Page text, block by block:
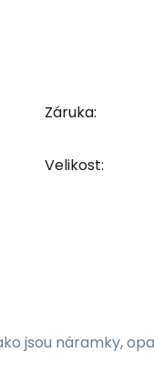
Záruka:
Velikost:
jsou náramky,